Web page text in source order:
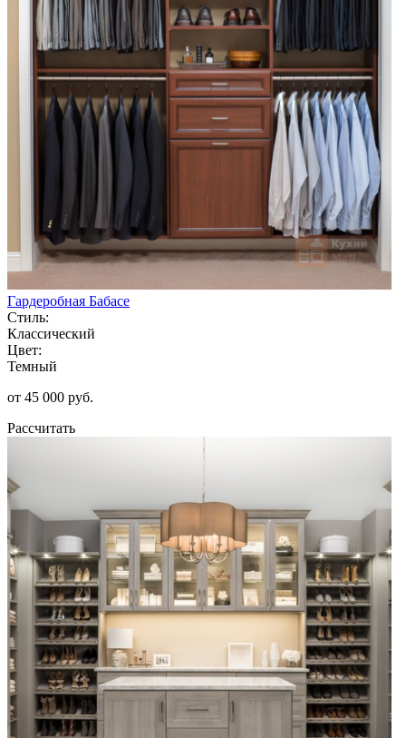
Гардеробная Бабасе
Стиль:
Классический
Цвет:
Темный
от 45 000 руб.
Рассчитать